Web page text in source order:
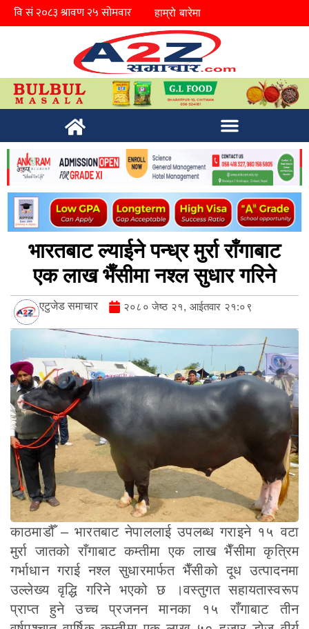
हाम्रो बारेमा
भारतबाट ल्याईने पन्ध्र मुर्रा राँगाबाट
एक लाख भैँसीमा नश्ल सुधार गरिने
एटुजेड समाचार २०८० जेष्ठ २१, आईतवार २१:०९
काठमाडौँ – भारतबाट नेपाललाई उपलब्ध गराइने १५ वटा
मुर्रा जातको राँगाबाट कम्तीमा एक लाख भैँसीमा कृत्रिम
गर्भाधान गराई नश्ल सुधारमार्फत भैँसीको दूध उत्पादनमा
उल्लेख्य वृद्धि गरिने भएको छ ।वस्तुगत सहायतास्वरूप
प्राप्त हुने उच्च प्रजनन मानका १५ राँगाबाट तीन